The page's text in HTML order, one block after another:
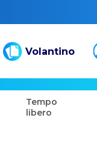
Volantino
Tempo
libero